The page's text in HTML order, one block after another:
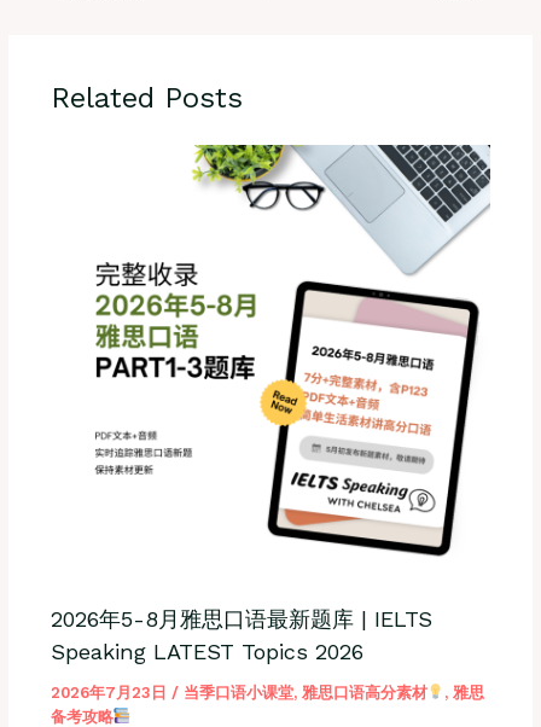
Related Posts
2026年5-8月雅思口语最新题库 | IELTS
Speaking LATEST Topics 2026
2026年7月23日 / 当季口语小课堂, 雅思口语高分素材 , 雅思
备考攻略